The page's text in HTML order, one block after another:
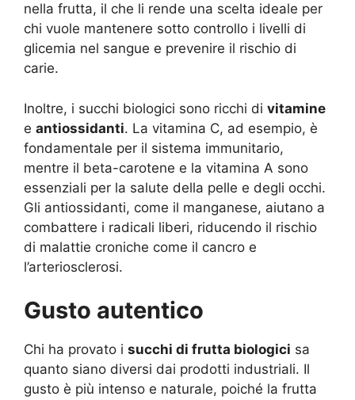
nella frutta, il che li rende una scelta ideale per
chi vuole mantenere sotto controllo i livelli di
glicemia nel sangue e prevenire il rischio di
carie.
Inoltre, i succhi biologici sono ricchi di vitamine
e antiossidanti. La vitamina C, ad esempio, è
fondamentale per il sistema immunitario,
mentre il beta-carotene e la vitamina A sono
essenziali per la salute della pelle e degli occhi.
Gli antiossidanti, come il manganese, aiutano a
combattere i radicali liberi, riducendo il rischio
di malattie croniche come il cancro e
l’arteriosclerosi.
Gusto autentico
Chi ha provato i succhi di frutta biologici sa
quanto siano diversi dai prodotti industriali. Il
gusto è più intenso e naturale, poiché la frutta